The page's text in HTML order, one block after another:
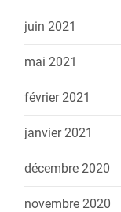
juin 2021
mai 2021
février 2021
janvier 2021
décembre 2020
novembre 2020